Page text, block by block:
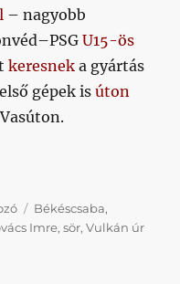
– nagyobb
U15-ös
keresnek a gyártás
gépek isúton
Címke
Békéscsaba,
Imre,sör,Vulkán úr